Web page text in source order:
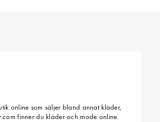
online som säljer bland annat kläder,
finner du kläder och mode online.